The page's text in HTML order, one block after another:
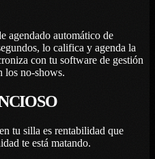
agendado automático de
lo califica y agenda la
con tu software de gestión
los no-shows.
tu silla es rentabilidad que
te está matando.